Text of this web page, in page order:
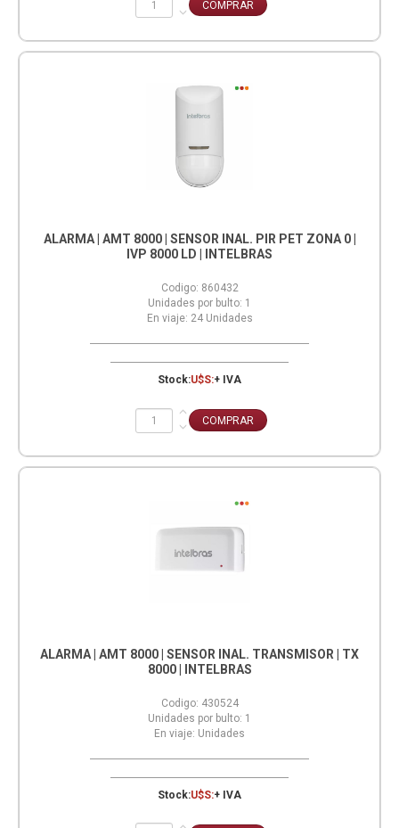
ALARMA | AMT 8000 | SENSOR INAL. PIR PET ZONA 0 |
IVP 8000 LD | INTELBRAS
Codigo: 860432
Unidades por bulto: 1
En viaje: 24 Unidades
Stock:U$S:+ IVA
ALARMA | AMT 8000 | SENSOR INAL. TRANSMISOR | TX
8000 | INTELBRAS
Codigo: 430524
Unidades por bulto: 1
En viaje: Unidades
Stock:U$S:+ IVA